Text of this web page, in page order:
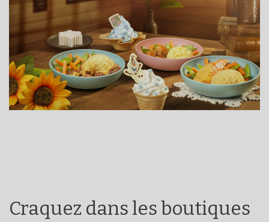
Craquez dans les boutiques